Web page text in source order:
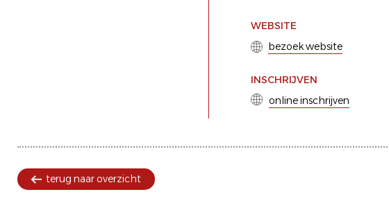
WEBSITE
bezoek website
INSCHRIJVEN
online inschrijven
terug naar overzicht